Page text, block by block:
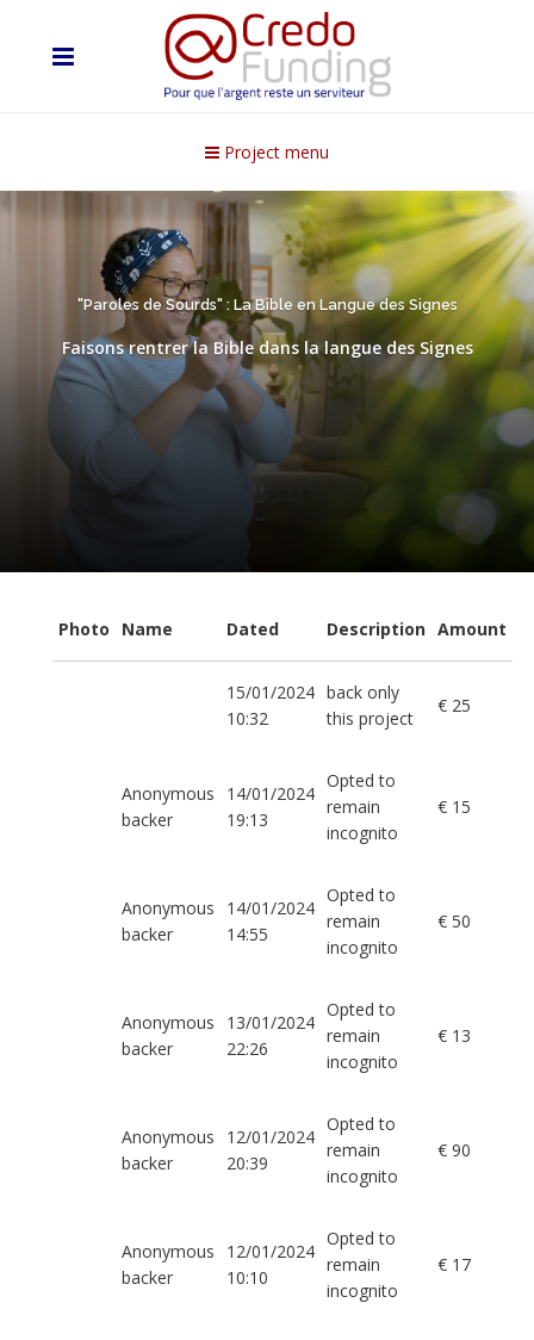
Project menu
"Paroles de Sourds" : La Bible en Langue des Signes
Faisons rentrer la Bible dans la langue des Signes
Photo Name Dated Description Amount
15/01/2024
10:32
back only
this project
€ 25
Anonymous
backer
14/01/2024
19:13
Opted to
remain
incognito
€ 15
Anonymous
backer
14/01/2024
14:55
Opted to
remain
incognito
€ 50
Anonymous
backer
13/01/2024
22:26
Opted to
remain
incognito
€ 13
Anonymous
backer
12/01/2024
20:39
Opted to
remain
incognito
€ 90
Anonymous
backer
12/01/2024
10:10
Opted to
remain
incognito
€ 17